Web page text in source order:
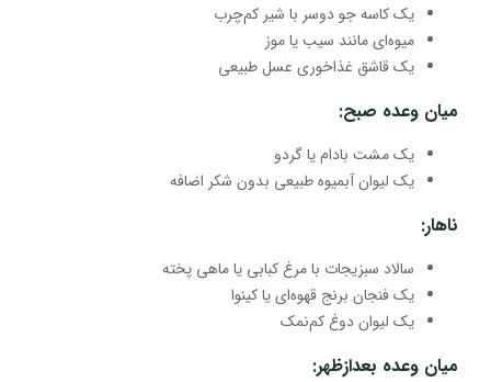
یک کاسه جو دوسر با شیر کم‌چرب
میوه‌ای مانند سیب یا موز
یک قاشق غذاخوری عسل طبیعی
میان وعده صبح:
یک مشت بادام یا گردو
یک لیوان آبمیوه طبیعی بدون شکر اضافه
ناهار:
سالاد سبزیجات با مرغ کبابی یا ماهی پخته
یک فنجان برنج قهوه‌ای یا کینوا
یک لیوان دوغ کم‌نمک
میان وعده بعدازظهر: